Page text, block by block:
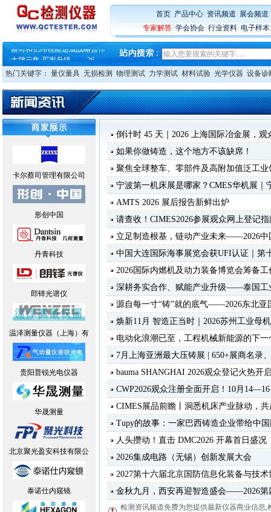
首页: 产品中心: 资讯频道: 展会频道
专家解答: 学会协会: 行业资料: 电子样本
铸就AI服务器质量动脉 – 高
铸就AI服务器质量动脉 – 高
ZEISS BOSELLO ADR 让内部缺
·蔡司和亿纬锂能达成战略合作
·大牌云集 买家升级 ——26
热门关键字： 量仪量具 无损检测 物理测试 力学测试 材料试验 光学仪器 设备诊
卡尔蔡司管理有限公司
形创中国
丹青科技
郎铎光谱仪
温泽测量仪器（上海）有
贵阳普锐光电仪器
华晟测量
北京聚光盈安科技有限公
泰诺仕内窥镜
倒计时 45 天｜2026 上海国际冶金展，观
如果你做铸造，这个地方不该缺席！
聚焦全球整车、零部件及高附加值泛工
宁波第一机床展是哪家？CMES华机展｜
AMTS 2026 展后报告新鲜出炉
请查收！CIMES2026参展观众网上登记指
立足制造根基，链动产业未来——2026中
中国大连国际海事展览会获UFI认证｜第
2026国际内燃机及动力装备博览会筹备
深耕务实合作、赋能产业升级——泰国工
源自每一寸“铸”就的底气——2026东北亚
焕新11月 智造正当时｜2026苏州工业母
电动化浪潮已至，工程机械新能源的下
7月上海亚洲最大压铸展 | 650+展商名录
bauma SHANGHAI 2026观众登记火热开
CWP2026观众注册全面开启！10月
CIMES展品前瞻丨洞悉机床产业脉动，
Tupy的故事：一家巴西铸造企业带给中
人头攒动！直击 DMC2026 开幕首日盛况
2026集成电路（无锡）创新发展大会
2027第十六届北京国防信息化装备与技
金秋九月，西安再迎智造盛会——2026第
检测资讯频道免费为您提供最新仪器商业信息,